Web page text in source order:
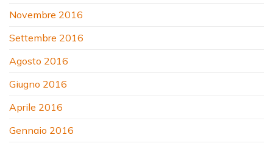
Novembre 2016
Settembre 2016
Agosto 2016
Giugno 2016
Aprile 2016
Gennaio 2016